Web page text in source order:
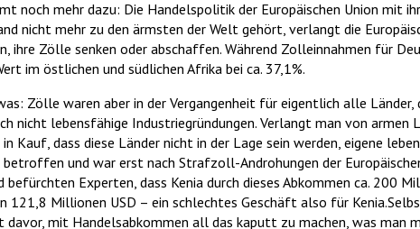
noch mehr dazu: Die Handelspolitik der Europäischen Union mit
nicht mehr zu den ärmsten der Welt gehört, verlangt die
ihre Zölle senken oder abschaffen. Während Zolleinnahmen für
im östlichen und südlichen Afrika bei ca. 37,1%.
Zölle waren aber in der Vergangenheit für eigentlich alle
nicht lebensfähige Industriegründungen. Verlangt man von
Kauf, dass diese Länder nicht in der Lage sein werden, eigene
und war erst nach Strafzoll-Androhungen der
befürchten Experten, dass Kenia durch dieses Abkommen ca. 200
121,8 Millionen USD – ein schlechtes Geschäft also für
davor, mit Handelsabkommen all das kaputt zu machen, was man